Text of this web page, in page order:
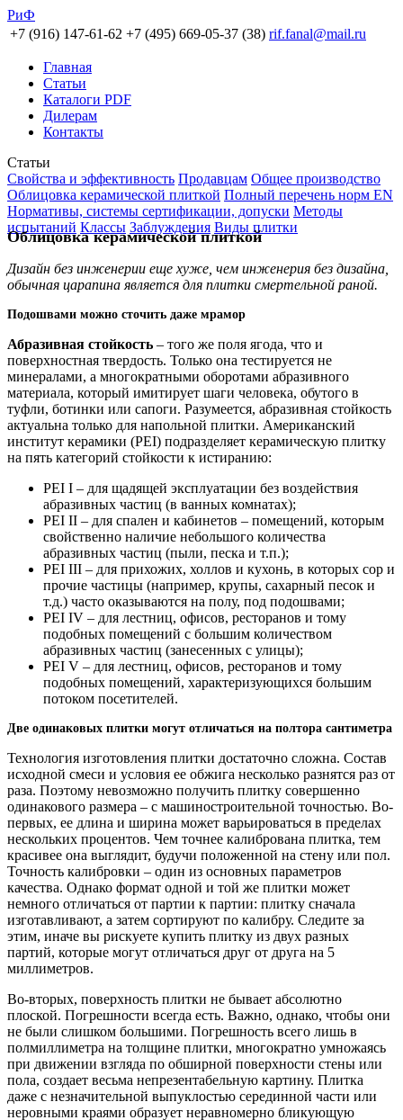
РиФ
+7 (916) 147-61-62 +7 (495) 669-05-37 (38) rif.fanal@mail.ru
Главная
Статьи
Каталоги PDF
Дилерам
Контакты
Статьи
Свойства и эффективность Продавцам Общее производство
Облицовка керамической плиткой Полный перечень норм EN
Нормативы, системы сертификации, допуски Методы
испытаний Классы Заблуждения Виды плитки
Облицовка керамической плиткой
Дизайн без инженерии еще хуже, чем инженерия без дизайна,
обычная царапина является для плитки смертельной раной.
Подошвами можно сточить даже мрамор
Абразивная стойкость – того же поля ягода, что и
поверхностная твердость. Только она тестируется не
минералами, а многократными оборотами абразивного
материала, который имитирует шаги человека, обутого в
туфли, ботинки или сапоги. Разумеется, абразивная стойкость
актуальна только для напольной плитки. Американский
институт керамики (PEI) подразделяет керамическую плитку
на пять категорий стойкости к истиранию:
РEI I – для щадящей эксплуатации без воздействия
абразивных частиц (в ванных комнатах);
PEI II – для спален и кабинетов – помещений, которым
свойственно наличие небольшого количества
абразивных частиц (пыли, песка и т.п.);
PEI III – для прихожих, холлов и кухонь, в которых сор и
прочие частицы (например, крупы, сахарный песок и
т.д.) часто оказываются на полу, под подошвами;
PEI IV – для лестниц, офисов, ресторанов и тому
подобных помещений с большим количеством
абразивных частиц (занесенных с улицы);
PEI V – для лестниц, офисов, ресторанов и тому
подобных помещений, характеризующихся большим
потоком посетителей.
Две одинаковых плитки могут отличаться на полтора сантиметра
Технология изготовления плитки достаточно сложна. Состав
исходной смеси и условия ее обжига несколько разнятся раз от
раза. Поэтому невозможно получить плитку совершенно
одинакового размера – с машиностроительной точностью. Во-
первых, ее длина и ширина может варьироваться в пределах
нескольких процентов. Чем точнее калибрована плитка, тем
красивее она выглядит, будучи положенной на стену или пол.
Точность калибровки – один из основных параметров
качества. Однако формат одной и той же плитки может
немного отличаться от партии к партии: плитку сначала
изготавливают, а затем сортируют по калибру. Следите за
этим, иначе вы рискуете купить плитку из двух разных
партий, которые могут отличаться друг от друга на 5
миллиметров.
Во-вторых, поверхность плитки не бывает абсолютно
плоской. Погрешности всегда есть. Важно, однако, чтобы они
не были слишком большими. Погрешность всего лишь в
полмиллиметра на толщине плитки, многократно умножаясь
при движении взгляда по обширной поверхности стены или
пола, создает весьма непрезентабельную картину. Плитка
даже с незначительной выпуклостью серединной части или
неровными краями образует неравномерно бликующую